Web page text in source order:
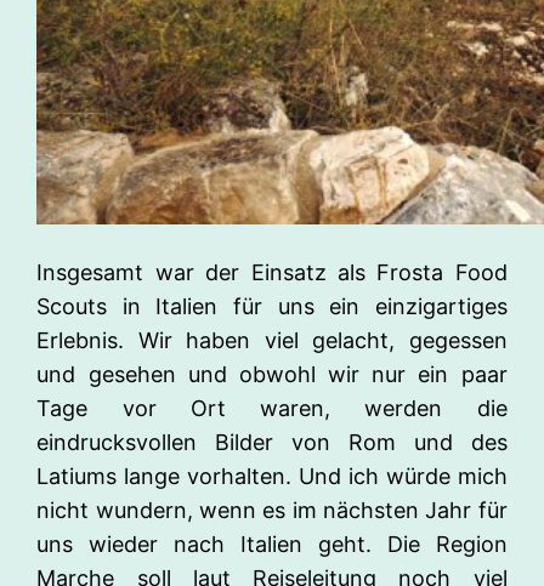
Insgesamt war der Einsatz als Frosta Food
Scouts in Italien für uns ein einzigartiges
Erlebnis. Wir haben viel gelacht, gegessen
und gesehen und obwohl wir nur ein paar
Tage vor Ort waren, werden die
eindrucksvollen Bilder von Rom und des
Latiums lange vorhalten. Und ich würde mich
nicht wundern, wenn es im nächsten Jahr für
uns wieder nach Italien geht. Die Region
Marche soll laut Reiseleitung noch viel